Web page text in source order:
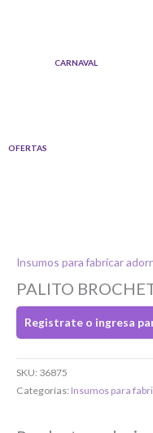
OFERTAS
CARNAVAL
Insumos para fabricar
PALITO
Registrate o ingresa
SKU: 36875
Categorías: Insumos para
Si
O completa el